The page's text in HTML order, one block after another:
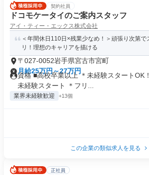
契約社員
ドコモケータイのご案内スタッフ
アイ・ティー・エックス株式会社
＜年間休日110日×残業少なめ！＞頑張り次第で
リ！理想のキャリアを描ける
〒027-0052岩手県宮古市宮町
月給25万円～27万円
資格 ■高校卒業以上 ＊未経験スタートOK
未経験スタート ＊フリ...
業界未経験歓迎 +13個
この企業の類似求人を見る
正社員